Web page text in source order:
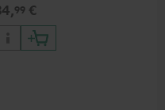
con corrente di
carica fino a 10 W
99 €